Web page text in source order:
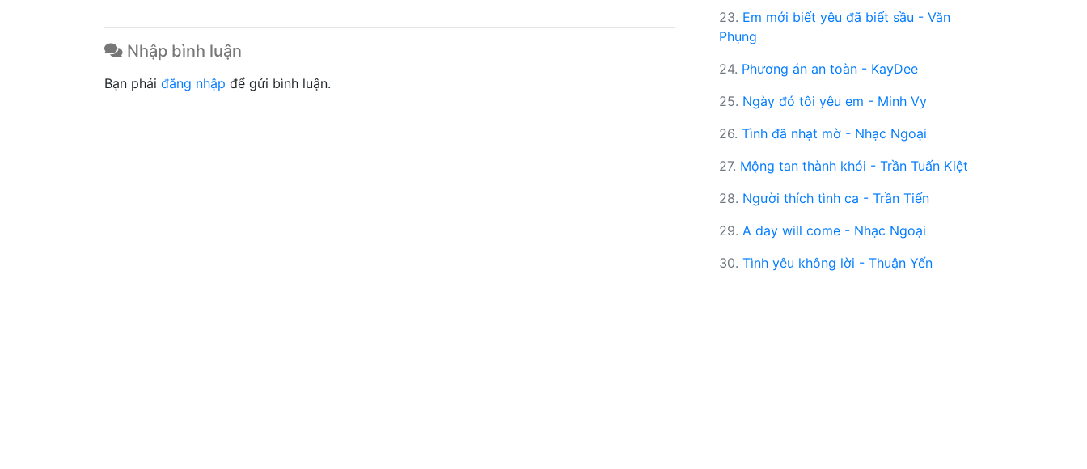
Nhập bình luận
Bạn phải đăng nhập để gửi bình luận.
23. Em mới biết yêu đã biết sầu - Văn
Phụng
24. Phương án an toàn - KayDee
25. Ngày đó tôi yêu em - Minh Vy
26. Tình đã nhạt mờ - Nhạc Ngoại
27. Mộng tan thành khói - Trần Tuấn Kiệt
28. Người thích tình ca - Trần Tiến
29. A day will come - Nhạc Ngoại
30. Tình yêu không lời - Thuận Yến